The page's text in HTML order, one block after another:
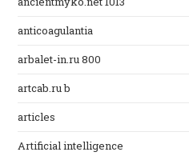
anticoagulantia
arbalet-in.ru 800
artcab.ru b
articles
Artificial intelligence